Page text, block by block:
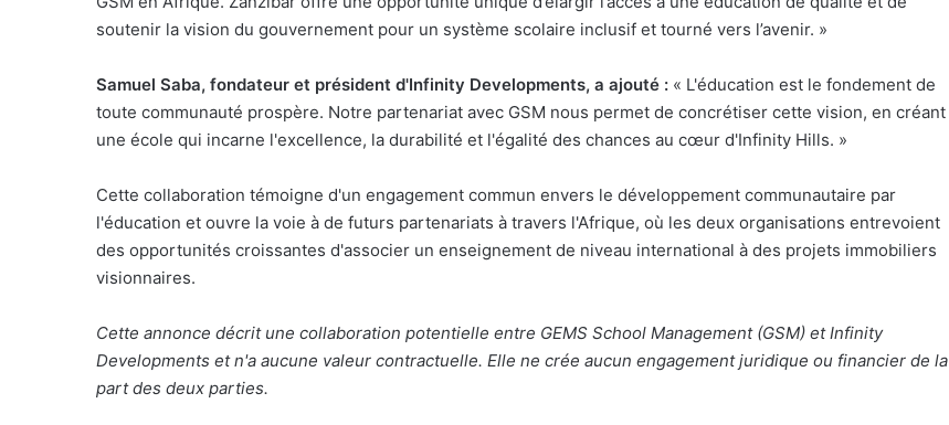
soutenir la vision du gouvernement pour un système scolaire inclusif et tourné vers l’avenir. »
Samuel Saba, fondateur et président d'Infinity Developments, a ajouté : « L'éducation est le fondement de
toute communauté prospère. Notre partenariat avec GSM nous permet de concrétiser cette vision, en créant
une école qui incarne l'excellence, la durabilité et l'égalité des chances au cœur d'Infinity Hills. »
Cette collaboration témoigne d'un engagement commun envers le développement communautaire par
l'éducation et ouvre la voie à de futurs partenariats à travers l'Afrique, où les deux organisations entrevoient
des opportunités croissantes d'associer un enseignement de niveau international à des projets immobiliers
visionnaires.
Cette annonce décrit une collaboration potentielle entre GEMS School Management (GSM) et Infinity
Developments et n'a aucune valeur contractuelle. Elle ne crée aucun engagement juridique ou financier de la
part des deux parties.